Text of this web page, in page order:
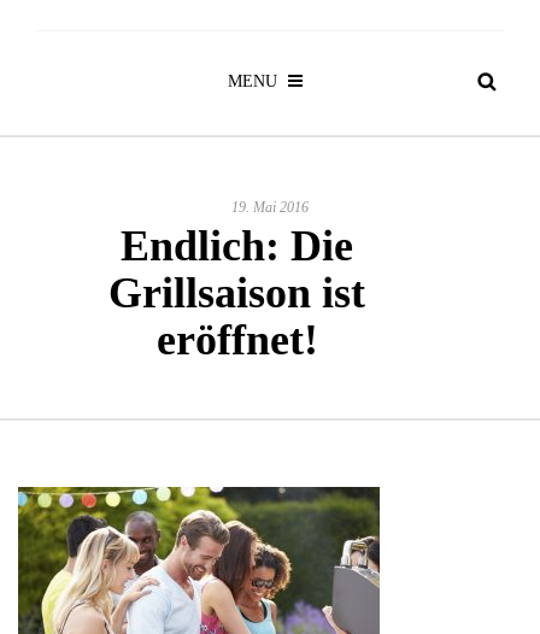
MENU
19. Mai 2016
Endlich: Die
Grillsaison ist
eröffnet!